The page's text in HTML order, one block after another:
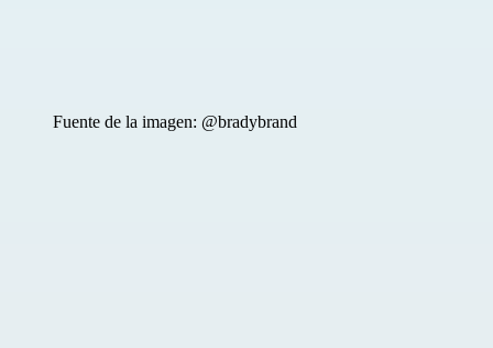
Fuente de la imagen: @bradybrand